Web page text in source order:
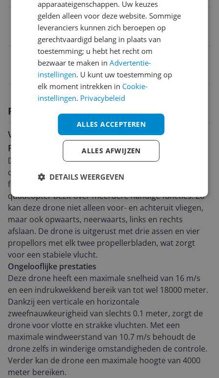
Aantal spelers
6941565969101
Productomschrijving
Vliegen met de nieuwste techniek: de DJI Mini 4
Pro Fly More Combo (RC 2)
De DJI Mini 4 Pro Fly More Combo (RC 2) is een
compacte quadcopter, klaar om te vliegen (ready-to-
fly, rtf) en ontworpen voor buiten gebruik. De
quadcopter bezit over meerdere handige functies. Zo
kan deze drone niet alleen voor- en achteruit vliegen,
maar ook opwaarts, neerwaarts, links en rechts
afslaan. De drone is uitgerust met drie assen en vier
propellors met elk twee propellerbladen, wat zorgt
voor een stabiele vlucht.
Ongelooflijke prestaties
Deze drone heeft een maximale snelheid van 16 m/s
en een indrukwekkend bereik van tot wel 18000 meter.
Dankzij een verticale en horizontale
zweefnauwkeurigheid van slechts 0.1 meter, zorgt de
drone voor vlotte en strakke vluchten. Met een
maximale windweerstand van 10.7 m/s behoudt de
drone zelfs in winderige omstandigheden de controle.
Verder kan de drone een maximale hoogte van 4000
meter bereiken.
apparaateigenschappen. Uw keuzes
gelden alleen voor deze website. Sommige
leveranciers kunnen zich beroepen op
gerechtvaardigd belang in plaats van
toestemming; u hebt het recht om
bezwaar te maken inAdvertentie-
instellingen. U kunt uw toestemming op
elk moment intrekken in Cookie-
instellingen. Privacybeleid
ALLES ACCEPTEREN
ALLES AFWIJZEN
DETAILS WEERGEVEN